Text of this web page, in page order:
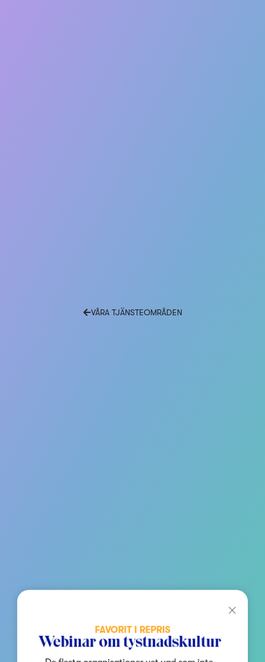
VÅRA TJÄNSTEOMRÅDEN
FAVORIT I REPRIS
Webinar om tystnadskultur